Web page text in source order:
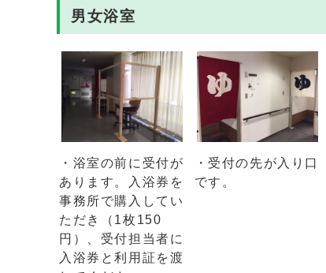
男女浴室
・浴室の前に受付が
あります。入浴券を
事務所で購入してい
ただき（1枚150
円）、受付担当者に
入浴券と利用証を渡
・受付の先が入り口
です。